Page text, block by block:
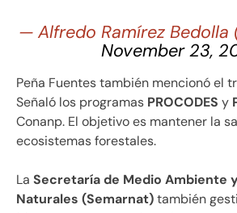
— Alfredo Ramírez Bedolla
November 23,
Peña Fuentes también mencionó el
Señaló los programas PROCODES y
Conanp. El objetivo es mantener la
ecosistemas forestales.
La Secretaría de Medio Ambiente
Naturales (Semarnat)también